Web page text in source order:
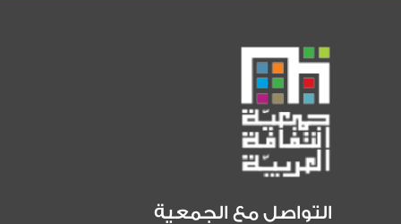
التواصل مع الجمعية